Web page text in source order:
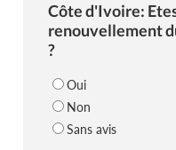
Côte d'Ivoire:
renouvellement
?
Oui
Non
Sans avis